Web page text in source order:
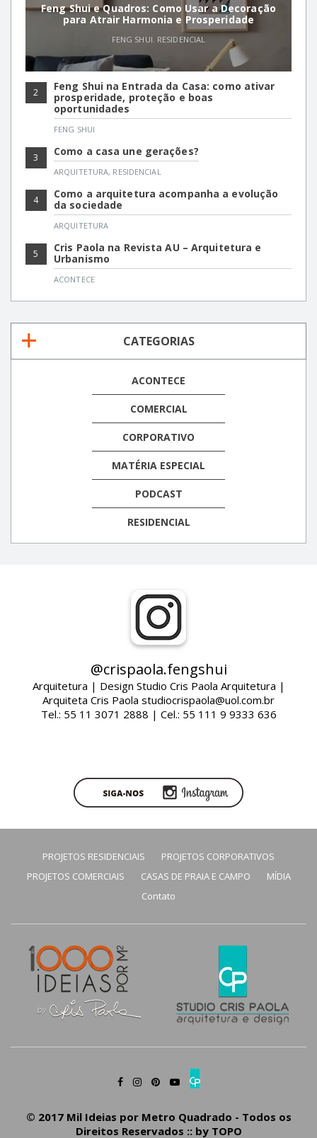
Feng Shui e Quadros: Como Usar a Decoração
para Atrair Harmonia e Prosperidade
FENG SHUI, RESIDENCIAL
2
Feng Shui na Entrada da Casa: como ativar
prosperidade, proteção e boas
oportunidades
FENG SHUI
3 Como a casa une gerações?
ARQUITETURA, RESIDENCIAL
4
Como a arquitetura acompanha a evolução
da sociedade
ARQUITETURA
5
Cris Paola na Revista AU – Arquitetura e
Urbanismo
ACONTECE
CATEGORIAS
ACONTECE
COMERCIAL
CORPORATIVO
MATÉRIA ESPECIAL
PODCAST
RESIDENCIAL
@crispaola.fengshui
Arquitetura | Design Studio Cris Paola Arquitetura |
Arquiteta Cris Paola studiocrispaola@uol.com.br
Tel.: 55 11 3071 2888 | Cel.: 55 111 9 9333 636
PROJETOS RESIDENCIAIS
PROJETOS CORPORATIVOS
PROJETOS COMERCIAIS
CASAS DE PRAIA E CAMPO
MÍDIA
Contato
© 2017 Mil Ideias por Metro Quadrado - Todos os
Direitos Reservados :: by TOPO